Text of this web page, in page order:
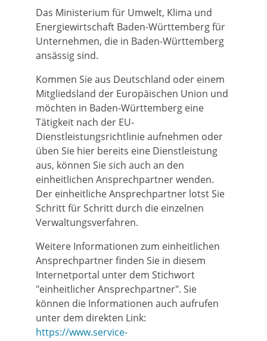
Das Ministerium für Umwelt, Klima und
Energiewirtschaft Baden-Württemberg für
Unternehmen, die in Baden-Württemberg
ansässig sind.
Kommen Sie aus Deutschland oder einem
Mitgliedsland der Europäischen Union und
möchten in Baden-Württemberg eine
Tätigkeit nach der EU-
Dienstleistungsrichtlinie aufnehmen oder
üben Sie hier bereits eine Dienstleistung
aus, können Sie sich auch an den
einheitlichen Ansprechpartner wenden.
Der einheitliche Ansprechpartner lotst Sie
Schritt für Schritt durch die einzelnen
Verwaltungsverfahren.
Weitere Informationen zum einheitlichen
Ansprechpartner finden Sie in diesem
Internetportal unter dem Stichwort
"einheitlicher Ansprechpartner". Sie
können die Informationen auch aufrufen
unter dem direkten Link:
https://www.service-